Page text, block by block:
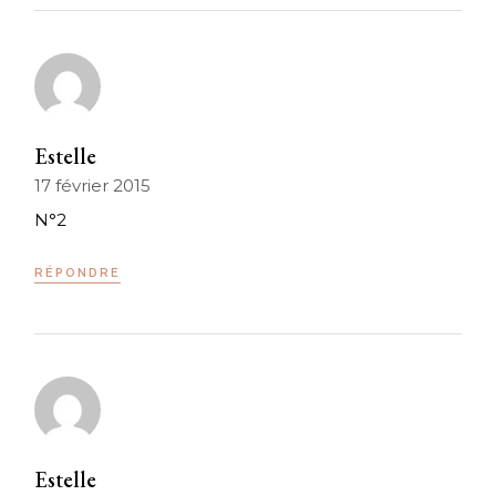
Estelle
17 février 2015
N°2
RÉPONDRE
Estelle